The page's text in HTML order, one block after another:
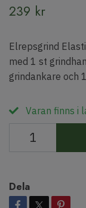
239 kr
Elrepsgrind
med 1 st
grindankare och
Varan finns i
Dela